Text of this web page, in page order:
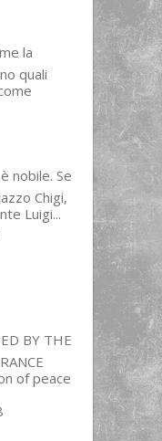
la
quali
nobile. Se
Chigi,
Luigi...
BY THE
of peace